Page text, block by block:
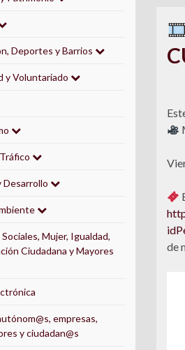
de
Deportes y Barrios
y Voluntariado
Desarrollo
Mujer, Igualdad,
Ciudadana y Mayores
empresas,
y ciudadan@s